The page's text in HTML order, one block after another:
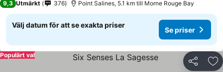
9,3 Utmärkt 376 Point Salines, 5.1 km till Morne Rouge Bay
Välj datum för att se exakta priser
Se priser
Dela
Populärt val